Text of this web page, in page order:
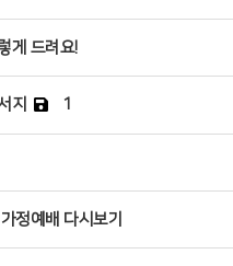
게 드려요!
지 1
정예배 다시보기